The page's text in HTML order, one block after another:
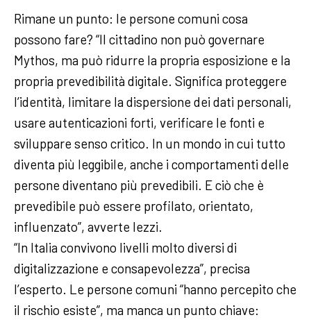
Rimane un punto: le persone comuni cosa
possono fare? “Il cittadino non può governare
Mythos, ma può ridurre la propria esposizione e la
propria prevedibilità digitale. Significa proteggere
l’identità, limitare la dispersione dei dati personali,
usare autenticazioni forti, verificare le fonti e
sviluppare senso critico. In un mondo in cui tutto
diventa più leggibile, anche i comportamenti delle
persone diventano più prevedibili. E ciò che è
prevedibile può essere profilato, orientato,
influenzato”, avverte Iezzi.
“In Italia convivono livelli molto diversi di
digitalizzazione e consapevolezza”, precisa
l’esperto. Le persone comuni “hanno percepito che
il rischio esiste”, ma manca un punto chiave: